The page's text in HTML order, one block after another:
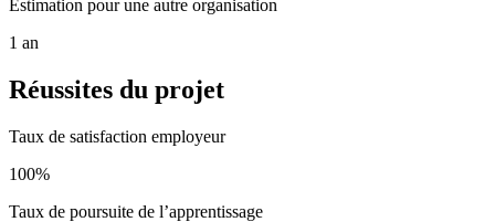
Estimation pour une autre organisation
1 an
Réussites du projet
Taux de satisfaction employeur
100%
Taux de poursuite de l’apprentissage